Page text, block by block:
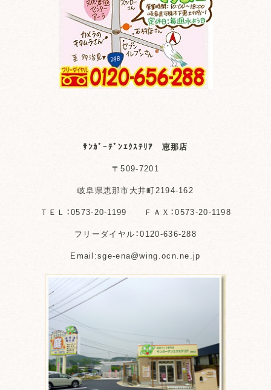
ｻﾝｶﾞｰﾃﾞﾝｴｸｽﾃﾘｱ 恵那店
〒509-7201
岐阜県恵那市大井町2194-162
ＴＥＬ：0573-20-1199 ＦＡＸ：0573-20-1198
フリーダイヤル：0120-636-288
Email:sge-ena@wing.ocn.ne.jp